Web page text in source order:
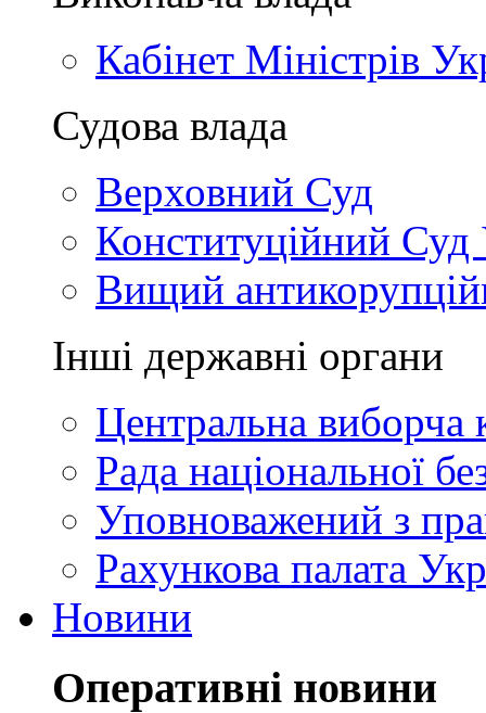
Кабінет Міністрів
Судова влада
Верховний Суд
Конституційний Суд
Вищий
Інші державні органи
Центральна виборча
Рада національної
Уповноважений з
Рахункова палата
Новини
Оперативні новини